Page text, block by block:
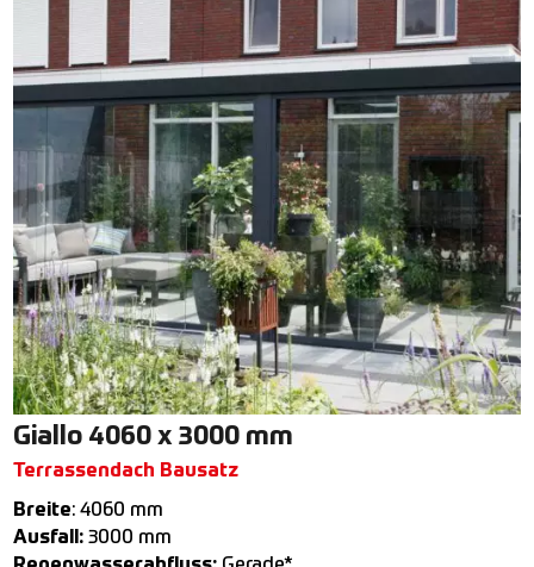
Giallo 4060 x 3000 mm
Terrassendach Bausatz
Breite: 4060 mm
Ausfall: 3000 mm